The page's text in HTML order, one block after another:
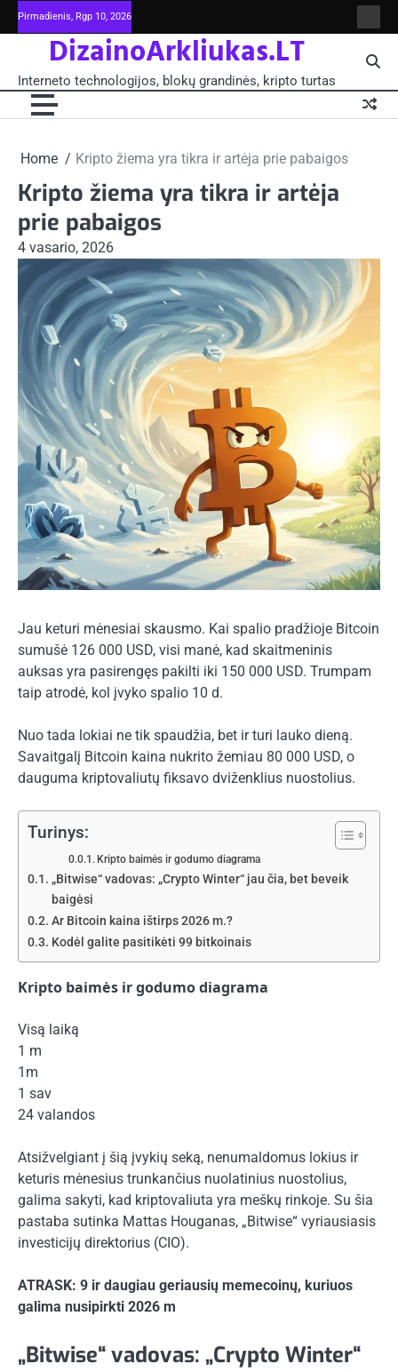
Skip
to
Pirmadienis, Rgp 10, 2026
ir
blokų
DizainoArkliukas.LT
Interneto technologijos, blokų grandinės, kripto turtas
Home Kripto žiema yra tikra ir artėja prie pabaigos
Kripto žiema yra tikra ir artėja
prie pabaigos
4 vasario, 2026
Jau keturi mėnesiai skausmo. Kai spalio pradžioje Bitcoin
sumušė 126 000 USD, visi manė, kad skaitmeninis
auksas yra pasirengęs pakilti iki 150 000 USD. Trumpam
taip atrodė, kol įvyko spalio 10 d.
Nuo tada lokiai ne tik spaudžia, bet ir turi lauko dieną.
Savaitgalį Bitcoin kaina nukrito žemiau 80 000 USD, o
dauguma kriptovaliutų fiksavo dviženklius nuostolius.
Turinys:
Kripto baimės ir godumo diagrama
„Bitwise“ vadovas: „Crypto Winter“ jau čia, bet beveik
baigėsi
Ar Bitcoin kaina ištirps 2026 m.?
Kodėl galite pasitikėti 99 bitkoinais
Kripto baimės ir godumo diagrama
Visą laiką
1 m
1m
1 sav
24 valandos
Atsižvelgiant į šią įvykių seką, nenumaldomus lokius ir
keturis mėnesius trunkančius nuolatinius nuostolius,
galima sakyti, kad kriptovaliuta yra meškų rinkoje. Su šia
pastaba sutinka Mattas Houganas, „Bitwise“ vyriausiasis
investicijų direktorius (CIO).
ATRASK: 9 ir daugiau geriausių memecoinų, kuriuos
galima nusipirkti 2026 m
„Bitwise“ vadovas: „Crypto Winter“